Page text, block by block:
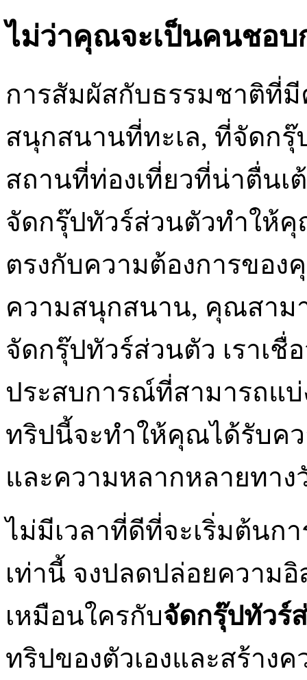
ไม่ว่าคุณจะเป็นคนชอบ
การสัมผัสกับธรรมชาติที่มี
สนุกสนานที่ทะเล, ที่จัดก
สถานที่ท่องเที่ยวที่น่าตื่น
จัดกรุ๊ปทัวร์ส่วนตัวทำให้
ตรงกับความต้องการขอ
ความสนุกสนาน, คุณสาม
จัดกรุ๊ปทัวร์ส่วนตัว เราเชื่
ประสบการณ์ที่สามารถแ
ทริปนี้จะทำให้คุณได้รับค
และความหลากหลายทา
ไม่มีเวลาที่ดีที่จะเริ่มต้นก
เท่านี้ จงปลดปล่อยความ
เหมือนใครกับจัดกรุ๊ปทัวร์
ทริปของตัวเองและสร้าง